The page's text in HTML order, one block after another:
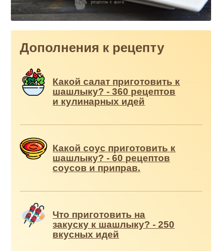
Дополнения к рецепту
Какой салат приготовить к
шашлыку? - 360 рецептов
и кулинарных идей
Какой соус приготовить к
шашлыку? - 60 рецептов
соусов и приправ.
Что приготовить на
закуску к шашлыку? - 250
вкусных идей